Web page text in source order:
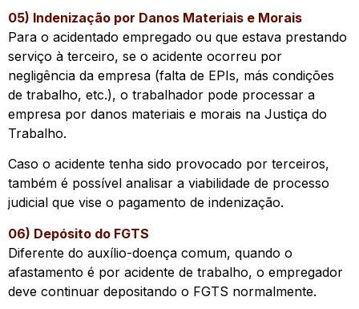
05) Indenização por Danos Materiais e Morais
Para o acidentado empregado ou que estava prestando
serviço à terceiro, se o acidente ocorreu por
negligência da empresa (falta de EPIs, más condições
de trabalho, etc.), o trabalhador pode processar a
empresa por danos materiais e morais na Justiça do
Trabalho.
Caso o acidente tenha sido provocado por terceiros,
também é possível analisar a viabilidade de processo
judicial que vise o pagamento de indenização.
06) Depósito do FGTS
Diferente do auxílio-doença comum, quando o
afastamento é por acidente de trabalho, o empregador
deve continuar depositando o FGTS normalmente.